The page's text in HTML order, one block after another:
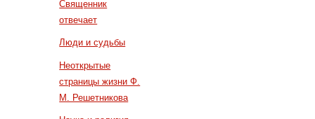
Священник
отвечает
Люди и судьбы
Неоткрытые
страницы жизни Ф.
М. Решетникова